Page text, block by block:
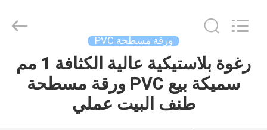
الصفحة
الرئيسية
Building
Material
Reserved.
ورقة مسطحة PVC
رغوة بلاستيكية عالية الكثافة 1 مم
سميكة بيع PVC ورقة مسطحة
طنف البيت عملي